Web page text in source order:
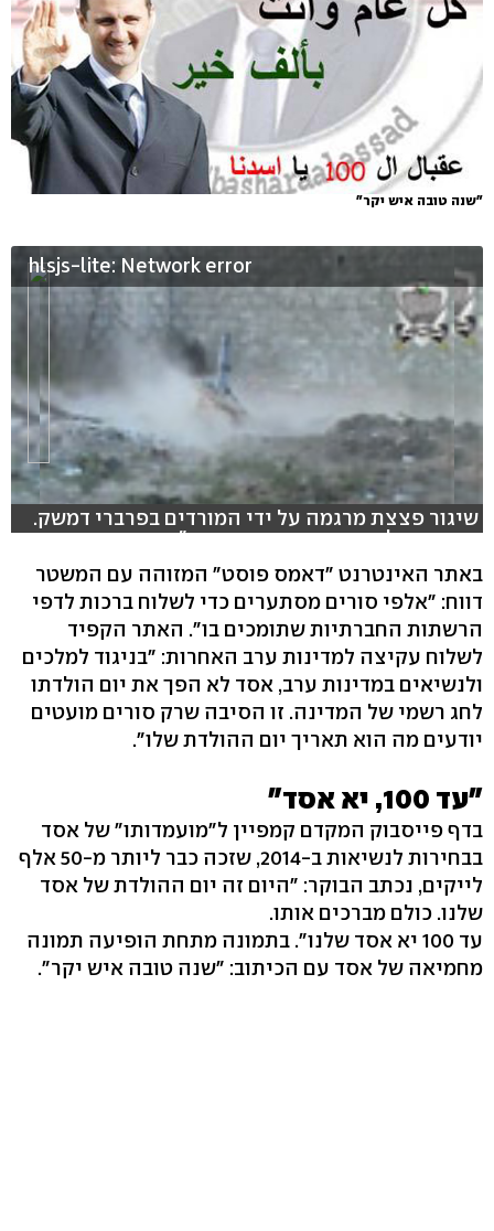
"שנה טובה איש יקר"
hlsjs-lite: Network error
שיגור פצצת מרגמה על ידי המורדים בפרברי דמשק.
בכיתוב של הסרטון ביוטיוב נכתב: "מתנה מחטיבת
באתר האינטרנט "דאמס פוסט" המזוהה עם המשטר
דווח: "אלפי סורים מסתערים כדי לשלוח ברכות לדפי
הרשתות החברתיות שתומכים בו". האתר הקפיד
לשלוח עקיצה למדינות ערב האחרות: "בניגוד למלכים
ולנשיאים במדינות ערב, אסד לא הפך את יום הולדתו
לחג רשמי של המדינה. זו הסיבה שרק סורים מועטים
יודעים מה הוא תאריך יום ההולדת שלו".
"עד 100, יא אסד"
בדף פייסבוק המקדם קמפיין ל"מועמדותו" של אסד
בבחירות לנשיאות ב-2014, שזכה כבר ליותר מ-50 אלף
לייקים, נכתב הבוקר: "היום זה יום ההולדת של אסד
שלנו. כולם מברכים אותו.
עד 100 יא אסד שלנו". בתמונה מתחת הופיעה תמונה
מחמיאה של אסד עם הכיתוב: "שנה טובה איש יקר".